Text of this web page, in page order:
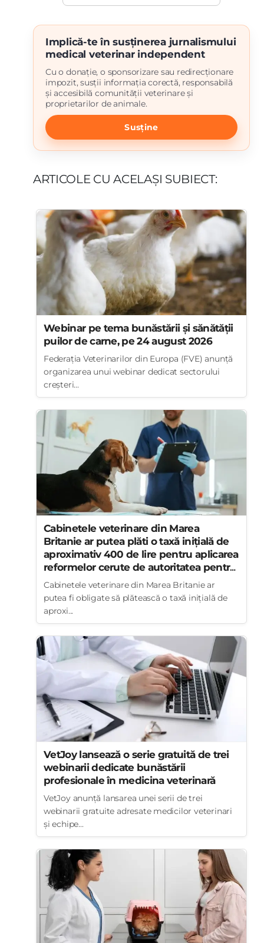
Implică-te în susținerea jurnalismului
medical veterinar independent
Cu o donație, o sponsorizare sau redirecționare
impozit, susții informația corectă, responsabilă
și accesibilă comunității veterinare și
proprietarilor de animale.
Susține
ARTICOLE CU ACELAȘI SUBIECT:
Webinar pe tema bunăstării și sănătății
puilor de carne, pe 24 august 2026
Federația Veterinarilor din Europa (FVE) anunță
organizarea unui webinar dedicat sectorului
creșteri...
Cabinetele veterinare din Marea
Britanie ar putea plăti o taxă inițială de
aproximativ 400 de lire pentru aplicarea
reformelor cerute de autoritatea pentru
concurență
Cabinetele veterinare din Marea Britanie ar
putea fi obligate să plătească o taxă inițială de
aproxi...
VetJoy lansează o serie gratuită de trei
webinarii dedicate bunăstării
profesionale în medicina veterinară
VetJoy anunță lansarea unei serii de trei
webinarii gratuite adresate medicilor veterinari
și echipe...